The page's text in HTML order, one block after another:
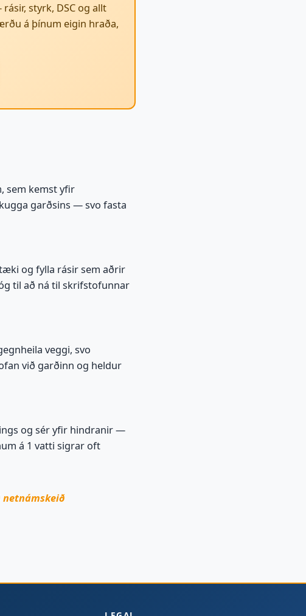
styrk, DSC og allt
á þínum eigin hraða,
sem kemst yfir
garðsins — svo fasta
og fylla rásir sem aðrir
til að ná til skrifstofunnar
veggi, svo
við garðinn og heldur
og sér yfir hindranir —
á 1 vatti sigrar oft
netnámskeið